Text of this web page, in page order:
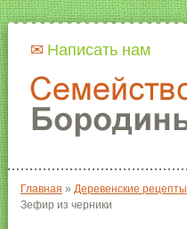
Написать нам
Вы здесь
Главная » Деревенские рецепты
Зефир из черники